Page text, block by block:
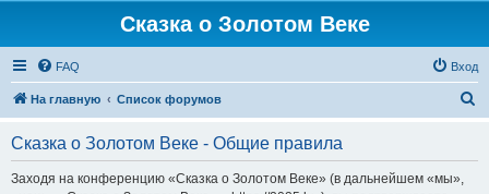
Сказка о Золотом Веке
FAQ Вход
На главную Список форумов
Сказка о Золотом Веке - Общие правила
Заходя на конференцию «Сказка о Золотом Веке» (в дальнейшем «мы»,